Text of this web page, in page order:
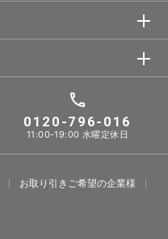
0120-796-016
11:00-19:00 水曜定休日
お取り引きご希望の企業様